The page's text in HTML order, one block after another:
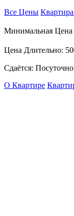
Все Цены
Минимальная Цена
Цена Длительно:
Сдаётся:
О Квартире